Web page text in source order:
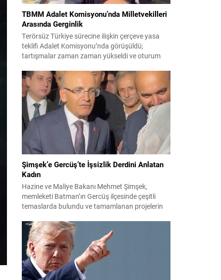
TBMM Adalet Komisyonu’nda Milletvekilleri
Arasında Gerginlik
Terörsüz Türkiye sürecine ilişkin çerçeve yasa
teklifi Adalet Komisyonu’nda görüşüldü;
tartışmalar zaman zaman yükseldi ve oturum
çalışmalarında kimi milletvekilleri arasında sözlü
gerilim yaşandı, daha sonra fiziksel arbede çıktı.
Görüşme sırasında İyi Parti ile MHP milletvekilleri
arasında söz düellosu başladı; taraflar birbirlerini
sert ifadelerle eleştirdi. Tartışma...
Şimşek’e Gercüş’te İşsizlik Derdini Anlatan
Kadın
Hazine ve Maliye Bakanı Mehmet Şimşek,
memleketi Batman’ın Gercüş ilçesinde çeşitli
temaslarda bulundu ve tamamlanan projelerin
sakinleriyle sohbet ettiği esnada bir yaşlı kadının
çocuklarının işsizliğine dair yakınmasını dinledi.
Kadının dertlerini Kürtçe olarak doğrudan Bakan
Şimşek’e aktarması, orada bulunanların ilgisini
çekti. Şimşek ise samimi bir...